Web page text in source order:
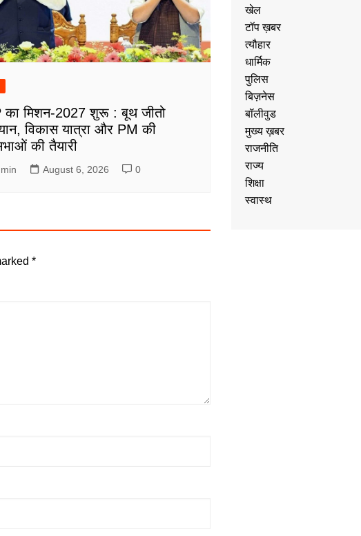
का मिशन-2027 शुरू : बूथ जीतो
विकास यात्रा और PM की
की तैयारी
August 6, 2026 0
*
खेल
टॉप ख़बर
त्यौहार
धार्मिक
पुलिस
बिज़नेस
बॉलीवुड
मुख्य ख़बर
राजनीति
राज्य
शिक्षा
स्वास्थ